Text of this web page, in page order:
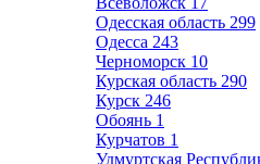
Одесская область 299
Одесса 243
Черноморск 10
Курская область 290
Курск 246
Обоянь 1
Курчатов 1
Удмуртская